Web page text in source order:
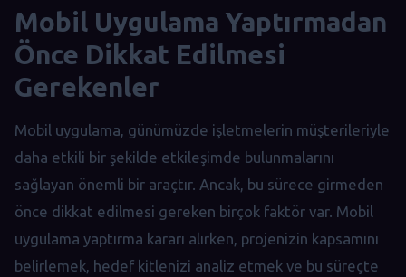
Mobil Uygulama Yaptırmadan
Önce Dikkat Edilmesi
Gerekenler
Mobil uygulama, günümüzde işletmelerin müşterileriyle
daha etkili bir şekilde etkileşimde bulunmalarını
sağlayan önemli bir araçtır. Ancak, bu sürece girmeden
önce dikkat edilmesi gereken birçok faktör var. Mobil
uygulama yaptırma kararı alırken, projenizin kapsamını
belirlemek, hedef kitlenizi analiz etmek ve bu süreçte